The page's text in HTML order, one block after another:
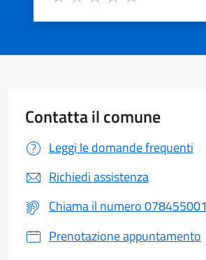
Contatta il comune
Leggi le domande frequenti
Richiedi assistenza
Chiama il numero 078455001
Prenotazione appuntamento